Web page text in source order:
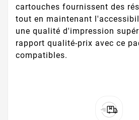
cartouches fournissent des
tout en maintenant
une qualité d'impression
rapport qualité-prix avec ce
compatibles.